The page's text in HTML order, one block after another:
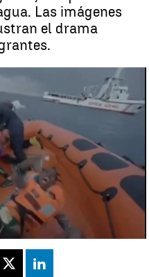
Las imágenes
el drama
inmigrante rescatada por el
ver cómo se ahoga su bebé |El
una inmigrante rescatada por el
al ver cómo se ahoga su bebé
2020, 17:44
14:07
X Linkedin